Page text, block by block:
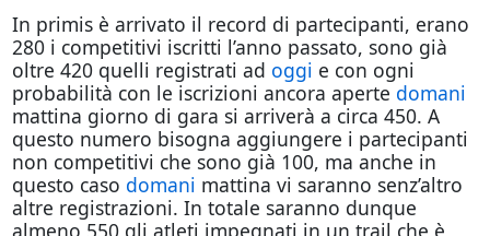
In primis è arrivato il record di partecipanti, erano
280 i competitivi iscritti l’anno passato, sono già
oltre 420 quelli registrati ad oggi e con ogni
probabilità con le iscrizioni ancora aperte domani
mattina giorno di gara si arriverà a circa 450. A
questo numero bisogna aggiungere i partecipanti
non competitivi che sono già 100, ma anche in
questo caso domani mattina vi saranno senz’altro
altre registrazioni. In totale saranno dunque
almeno 550 gli atleti impegnati in un trail che è